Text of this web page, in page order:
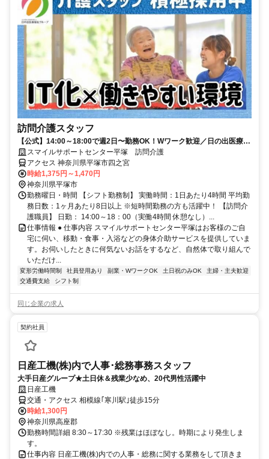
訪問介護スタッフ
【公式】14:00～18:00で週2日〜勤務OK！Wワーク歓迎／日の出医療福
祉グループ
スマイルサポートセンター平塚 訪問介護
アクセス 神奈川県平塚市四之宮
時給1,375円～1,470円
神奈川県平塚市
勤務曜日・時間 【シフト勤務制】 実働時間：1日あたり4時間 平均勤
務日数：1ヶ月あたり8日以上 ※短時間勤務の方も活躍中！ 【訪問介
護職員】 日勤： 14:00～18：00（実働4時間 休憩なし）...
仕事情報 ● 仕事内容 スマイルサポートセンター平塚はお客様のご自
宅に伺い、移動・食事・入浴などの身体介助サービスを提供していま
す。お伺いしたときに何気ないお話をするなど、自然体で取り組んで
いただけ...
変形労働時間制 社員登用あり 副業・WワークOK 土日祝のみOK
主婦・主夫歓迎
交通費支給
シフト制
同じ企業の求人
契約社員
日産工機(株)内で人事･総務事務スタッフ
大手日産グループ★土日休＆残業少なめ、20代男性活躍中
日産工機
交通・アクセス 相模線｢寒川駅｣徒歩15分
時給1,300円
神奈川県高座郡
勤務時間詳細 8:30～17:30 ※残業はほぼなし。時期により発生しま
す。
仕事内容 日産工機(株)内での人事・総務に関する業務をして頂きま